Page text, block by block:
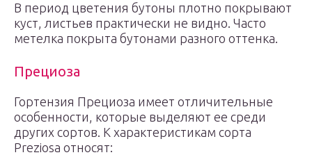
В период цветения бутоны плотно покрывают
куст, листьев практически не видно. Часто
метелка покрыта бутонами разного оттенка.
Прециоза
Гортензия Прециоза имеет отличительные
особенности, которые выделяют ее среди
других сортов. К характеристикам сорта
Preziosa относят: